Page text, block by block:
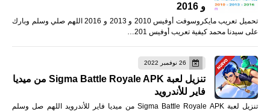
و 2016
تحميل تعريب مايكروسوفت أوفيس 2010 و 2013 و 2016 اللهم صلي وسلم وبارك
على سيدنا محمد كيفية تعريب أوفيس 201…
26 نوفمبر 2022
تنزيل لعبة Sigma Battle Royale APK من ميديا
فاير للأندرويد
تنزيل لعبة Sigma Battle Royale APK من ميديا فاير للأندرويد اللهم صل وسلم